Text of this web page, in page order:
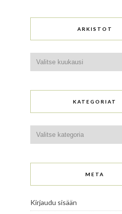
ARKISTOT
KATEGORIAT
META
Kirjaudu sisään